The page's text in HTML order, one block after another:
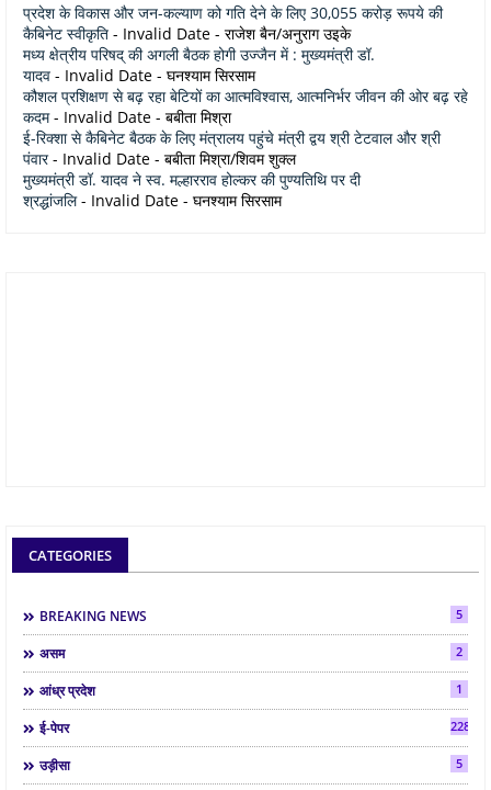
प्रदेश के विकास और जन-कल्याण को गति देने के लिए 30,055 करोड़ रूपये की
कैबिनेट स्वीकृति - Invalid Date - राजेश बैन/अनुराग उइके
मध्य क्षेत्रीय परिषद् की अगली बैठक होगी उज्जैन में : मुख्यमंत्री डॉ.
यादव - Invalid Date - घनश्याम सिरसाम
कौशल प्रशिक्षण से बढ़ रहा बेटियों का आत्मविश्वास, आत्मनिर्भर जीवन की ओर बढ़ रहे
कदम- Invalid Date - बबीता मिश्रा
ई-रिक्शा से कैबिनेट बैठक के लिए मंत्रालय पहुंचे मंत्री द्वय श्री टेटवाल और श्री
पंवार- Invalid Date - बबीता मिश्रा/शिवम शुक्ल
मुख्यमंत्री डॉ. यादव ने स्व. मल्हारराव होल्कर की पुण्यतिथि पर दी
श्रद्धांजलि- Invalid Date - घनश्याम सिरसाम
CATEGORIES
BREAKING NEWS 5
असम 2
आंध्र प्रदेश 1
ई-पेपर 2286
उड़ीसा 5